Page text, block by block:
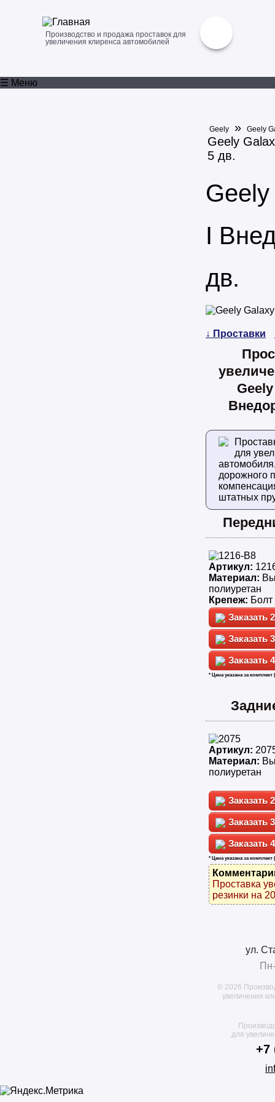
Производство и продажа проставок для
увеличения клиренса автомобилей
☰ Меню
Geely » Geely
Geely
5 дв.
I
дв.
↓ Проставки
для
дорожного
штатных
Артикул:
Материал:
полиуретан
Крепеж:
* Цена указана за
Артикул:
Материал:
полиуретан
* Цена указана за комплект
Проставка
резинки на
ул.
© 2026
увеличения
для
+7